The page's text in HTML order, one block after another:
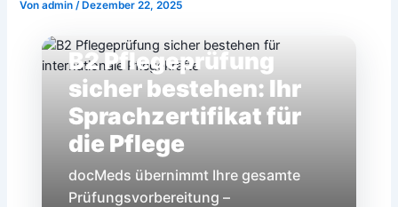
Vonadmin /Dezember 22, 2025
B2 Pflegeprüfung
sicher bestehen: Ihr
Sprachzertifikat für
die Pflege
docMeds übernimmt Ihre gesamte
Prüfungsvorbereitung –